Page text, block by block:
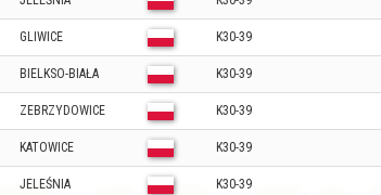
GLIWICE K30-39
BIELKSO-BIAŁA K30-39
ZEBRZYDOWICE K30-39
KATOWICE K30-39
JELEŚNIA K30-39